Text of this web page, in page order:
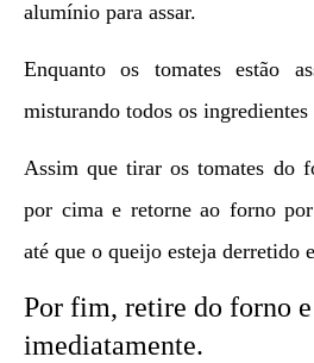
alumínio para assar.
Enquanto os tomates estão
misturando todos os ingredientes
Assim que tirar os tomates do
por cima e retorne ao forno
até que o queijo esteja derretido
Por fim, retire do forno
imediatamente.